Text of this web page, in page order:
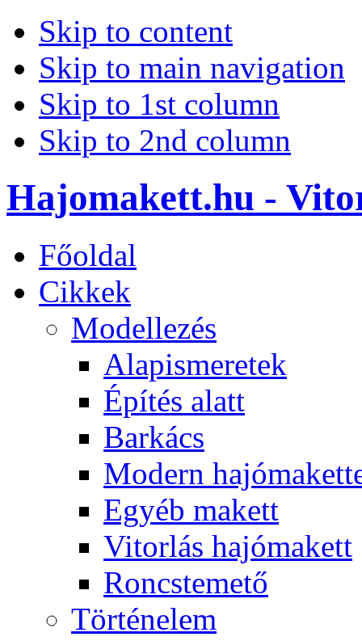
Skip to content
Skip to main navigation
Skip to 1st column
Skip to 2nd column
Hajomakett.hu -
Főoldal
Cikkek
Modellezés
Alapismeretek
Építés alatt
Barkács
Modern
Egyéb makett
Vitorlás hajómakett
Roncstemető
Történelem